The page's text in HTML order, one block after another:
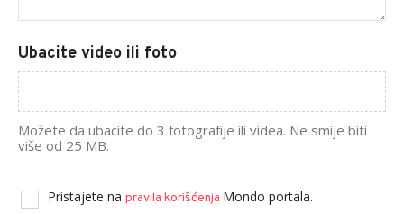
Ubacite video ili foto
Možete da ubacite do 3 fotografije ili videa. Ne smije biti
više od 25 MB.
Pristajete na pravila korišćenja Mondo portala.